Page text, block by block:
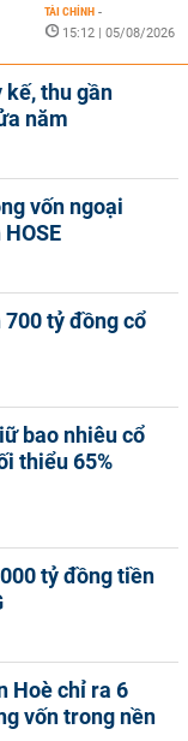
TÀI CHÍNH -
15:12 | 05/08/2026
kế, thu gần
năm
vốn ngoại
tỷ đồng cổ
bao nhiêu cổ
thiểu 65%
tỷ đồng tiền
Hoè chỉ ra 6
vốn trong nền